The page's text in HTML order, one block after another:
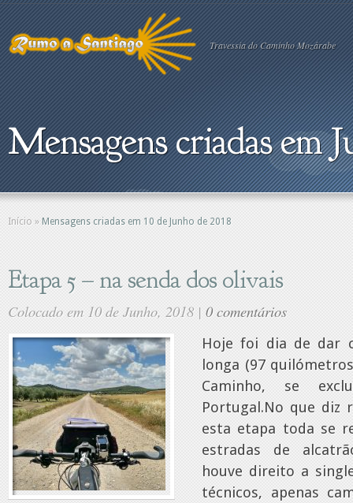
Travessia do Caminho Mozárabe
Mensagens criadas em
Início » Mensagens criadas em 10 de Junho de 2018
Etapa 5 – na senda dos olivais
Colocado em 10 de Junho, 2018 | 0 comentários
Hoje foi dia de dar
longa (97
Caminho, se
Portugal.No que diz
esta etapa toda se
estradas de
houve direito a
técnicos, apenas